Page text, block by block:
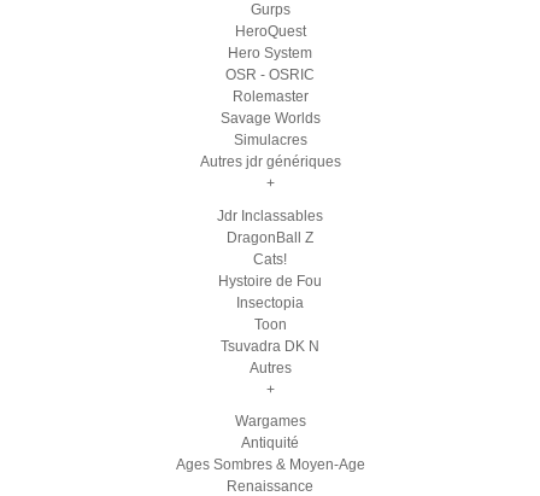
Gurps
HeroQuest
Hero System
OSR - OSRIC
Rolemaster
Savage Worlds
Simulacres
Autres jdr génériques
+
Jdr Inclassables
DragonBall Z
Cats!
Hystoire de Fou
Insectopia
Toon
Tsuvadra DK N
Autres
+
Wargames
Antiquité
Ages Sombres & Moyen-Age
Renaissance